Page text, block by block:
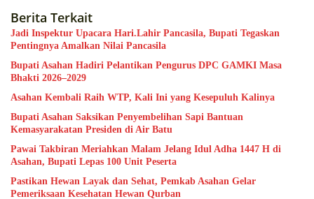
Berita Terkait
Jadi Inspektur Upacara Hari.Lahir Pancasila, Bupati Tegaskan
Pentingnya Amalkan Nilai Pancasila
Bupati Asahan Hadiri Pelantikan Pengurus DPC GAMKI Masa
Bhakti 2026–2029
Asahan Kembali Raih WTP, Kali Ini yang Kesepuluh Kalinya
Bupati Asahan Saksikan Penyembelihan Sapi Bantuan
Kemasyarakatan Presiden di Air Batu
Pawai Takbiran Meriahkan Malam Jelang Idul Adha 1447 H di
Asahan, Bupati Lepas 100 Unit Peserta
Pastikan Hewan Layak dan Sehat, Pemkab Asahan Gelar
Pemeriksaan Kesehatan Hewan Qurban